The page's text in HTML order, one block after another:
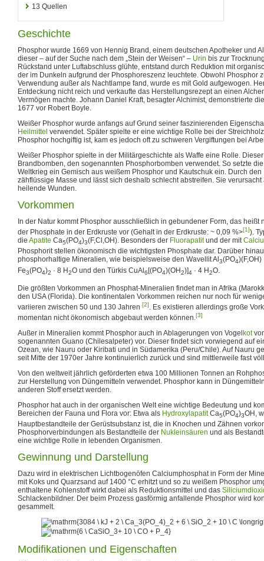
13 Quellen
Geschichte
Phosphor wurde 1669 von Hennig Brand, einem deutschen Apotheker und
dieser – auf der Suche nach dem „Stein der Weisen“ – Urin bis zur
Rückstand unter Luftabschluss glühte, entstand durch Reduktion mit
der im Dunkeln aufgrund der Phosphoreszenz leuchtete. Obwohl Phosphor
Verwendung außer als Nachtlampe fand, wurde es mit Gold aufgewogen.
Entdeckung nicht reich und verkaufte das Herstellungsrezept an einen
Vermögen machte. Johann Daniel Kraft, besagter Alchimist, demonstrierte
1677 vor Robert Boyle.
Weißer Phosphor wurde anfangs auf Grund seiner faszinierenden
Heilmittel verwendet. Später spielte er eine wichtige Rolle bei der
Phosphor hochgiftig ist, kam es jedoch oft zu schweren Vergiftungen bei
Weißer Phosphor spielte in der Militärgeschichte als Waffe eine Rolle.
Brandbomben, den sogenannten Phosphorbomben verwendet. So setzte
Weltkrieg ein Gemisch aus weißem Phosphor und Kautschuk ein. Durch
zähflüssige Masse und lässt sich deshalb schlecht abstreifen. Sie
heilende Wunden.
Vorkommen
In der Natur kommt Phosphor ausschließlich in gebundener Form, das heißt
der Phosphate in der Erdkruste vor (Gehalt in der Erdkruste: ~ 0,09 %>[1]).
die Apatite Ca5(PO4)3(F,Cl,OH). Besonders der Fluorapatitund der mit
Phosphorit stellen ökonomisch die wichtigsten Phosphate dar. Darüber
phosphorhaltige Mineralien, wie beispielsweise den Wavellit Al 3(PO4)(F,OH)
Fe3(PO4)2 · 8 H2O und den Türkis CuAl6[(PO4)(OH2)]4 · 4 H2O.
Die größten Vorkommen an Phosphat-Mineralien findet man in Afrika
den USA (Florida). Die kontinentalen Vorkommen reichen nur noch für
variieren zwischen 50 und 130 Jahren [2]. Es existieren allerdings große
momentan nicht ökonomisch abgebaut werden können.[3]
Außer in Mineralien kommt Phosphor auch in Ablagerungen von Vogel kot
sogenannten Guano (Chilesalpeter) vor. Dieser findet sich vorwiegend auf
Ozean, wie Nauru oder Kiribati und in Südamerika (Peru/Chile). Auf Nauru
seit Mitte der 1970er Jahre kontinuierlich zurück und sind mittlerweile fast
Von den weltweit jährlich geförderten etwa 100 Millionen Tonnen an
zur Herstellung von Düngemitteln verwendet. Phosphor kann in
anderen Stoff ersetzt werden.
Phosphor hat auch in der organischen Welt eine wichtige Bedeutung und
Bereichen der Fauna und Flora vor: Etwa als HydroxylapatitCa5(PO4)3OH,
Hauptbestandteile der Gerüstsubstanz ist, die in Knochen und Zähnen
Phosphorverbindungen als Bestandteile der Nukleinsäuren und als
eine wichtige Rolle in lebenden Organismen.
Gewinnung und Darstellung
Dazu wird in elektrischen Lichtbogenöfen Calciumphosphat in Form der
mit Koks und Quarzsand auf 1400 °C erhitzt und so zu weißem Phosphor
enthaltene Kohlenstoff wirkt dabei als Reduktionsmittel und das
Schlackenbildner. Der beim Prozess gasförmig anfallende Phosphor wird
gesammelt.
Modifikationen und Eigenschaften